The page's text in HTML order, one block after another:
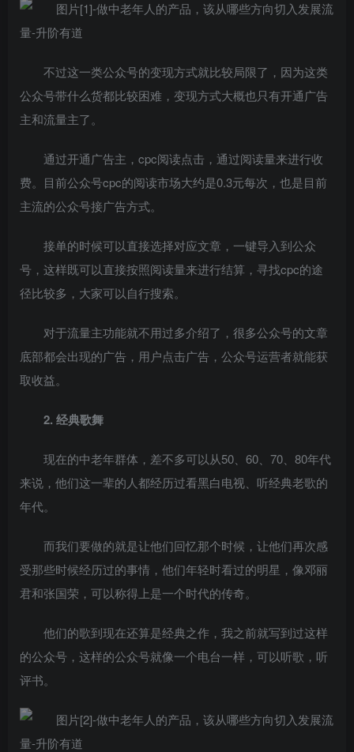
不过这一类公众号的变现方式就比较局限了，因为这类
公众号带什么货都比较困难，变现方式大概也只有开通广告
主和流量主了。
通过开通广告主，cpc阅读点击，通过阅读量来进行收
费。目前公众号cpc的阅读市场大约是0.3元每次，也是目前
主流的公众号接广告方式。
接单的时候可以直接选择对应文章，一键导入到公众
号，这样既可以直接按照阅读量来进行结算，寻找cpc的途
径比较多，大家可以自行搜索。
对于流量主功能就不用过多介绍了，很多公众号的文章
底部都会出现的广告，用户点击广告，公众号运营者就能获
取收益。
2. 经典歌舞
现在的中老年群体，差不多可以从50、60、70、80年代
来说，他们这一辈的人都经历过看黑白电视、听经典老歌的
年代。
而我们要做的就是让他们回忆那个时候，让他们再次感
受那些时候经历过的事情，他们年轻时看过的明星，像邓丽
君和张国荣，可以称得上是一个时代的传奇。
他们的歌到现在还算是经典之作，我之前就写到过这样
的公众号，这样的公众号就像一个电台一样，可以听歌，听
评书。